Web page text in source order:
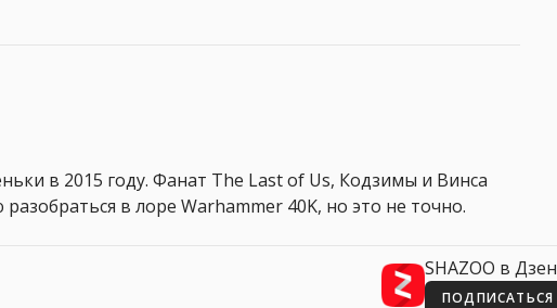
в 2015 году. Фанат The Last of Us, Кодзимы и Винса
в лоре Warhammer 40K, но это не точно.
SHAZOO в Дзен
ПОДПИСАТЬСЯ